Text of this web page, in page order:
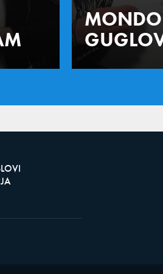
MONDO